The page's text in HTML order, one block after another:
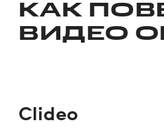
КАК
ВИДЕО
Clideo